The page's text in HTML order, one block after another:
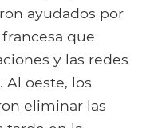
ayudados por
que
y las redes
oeste, los
eliminar las